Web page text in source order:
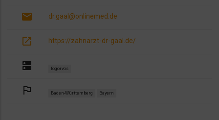
email dr.gaal@onlinemed.de
open_in_new https://zahnarzt-dr-gaal.de/
dns fogorvos
outlined_flag Baden-Württemberg Bayern